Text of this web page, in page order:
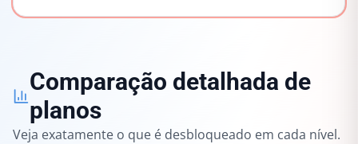
Comparação detalhada de
planos
Veja exatamente o que é desbloqueado em cada nível.